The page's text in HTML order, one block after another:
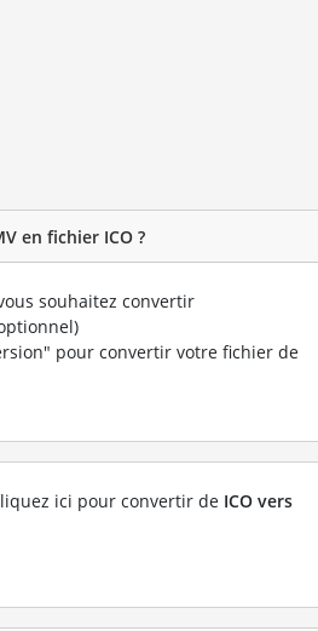
en fichier ICO ?
souhaitez convertir
pour convertir votre fichier de
ici pour convertir de ICO vers